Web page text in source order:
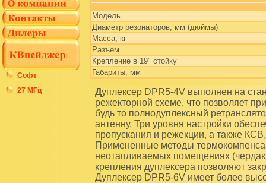
Софт
27 МГц
Модель
Диаметр резонаторов, мм (дюймы)
Масса, кг
Разъем
Крепление в 19" стойку
Габариты, мм
Дуплексер DPR5-4V выполнен на стандартных 5'' объемных резонаторах по полосно-
режекторной схеме, что позволяет
будь то полнодуплексный
антенну. Три уровня настройки
пропускания и режекции, а также КСВ,
Примененные методы
неотапливаемых помещениях
крепления дуплексера позволяют
Дуплексер DPR5-6V имеет более